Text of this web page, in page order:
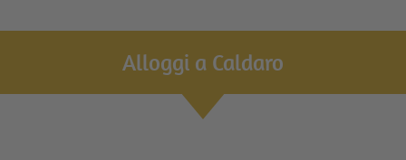
Alloggi a Caldaro